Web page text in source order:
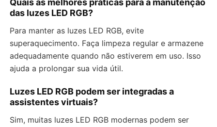
Quais as melhores práticas para a manutenção
das luzes LED RGB?
Para manter as luzes LED RGB, evite
superaquecimento. Faça limpeza regular e armazene
adequadamente quando não estiverem em uso. Isso
ajuda a prolongar sua vida útil.
Luzes LED RGB podem ser integradas a
assistentes virtuais?
Sim, muitas luzes LED RGB modernas podem ser